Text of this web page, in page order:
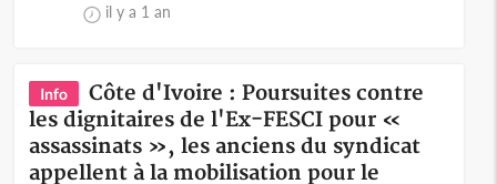
il y a 1 an
Info
Côte d'Ivoire : Poursuites contre
les dignitaires de l'Ex-FESCI pour «
assassinats », les anciens du syndicat
appellent à la mobilisation pour le